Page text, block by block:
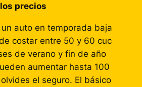
precios
auto en temporada baja
costar entre 50 y 60 cuc
de verano y fin de año
aumentar hasta 100
el seguro. El básico